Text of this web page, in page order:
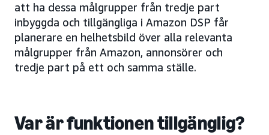
att ha dessa målgrupper från tredje part
inbyggda och tillgängliga i Amazon DSP får
planerare en helhetsbild över alla relevanta
målgrupper från Amazon, annonsörer och
tredje part på ett och samma ställe.
Var är funktionen tillgänglig?